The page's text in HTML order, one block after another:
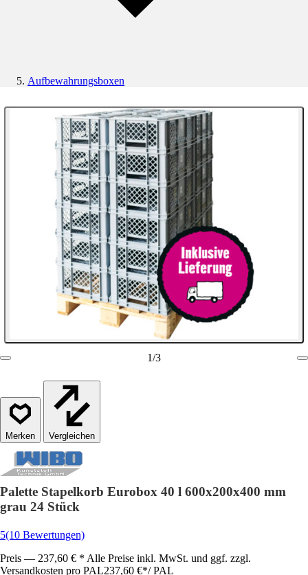
Aufbewahrungsboxen
1/3
Vergleichen
Palette Stapelkorb Eurobox 40 l 600x200x400 mm
grau 24 Stück
5(10 Bewertungen)
Preis — 237,60 € * Alle Preise inkl. MwSt. und ggf. zzgl.
Versandkosten pro PAL237,60 €*/ PAL